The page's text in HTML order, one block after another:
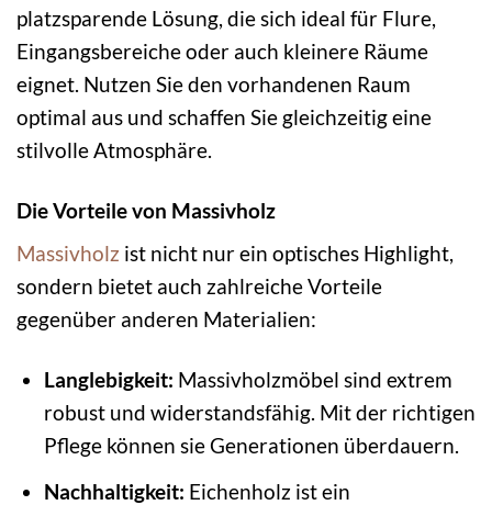
platzsparende Lösung, die sich ideal für Flure,
Eingangsbereiche oder auch kleinere Räume
eignet. Nutzen Sie den vorhandenen Raum
optimal aus und schaffen Sie gleichzeitig eine
stilvolle Atmosphäre.
Die Vorteile von Massivholz
Massivholz ist nicht nur ein optisches Highlight,
sondern bietet auch zahlreiche Vorteile
gegenüber anderen Materialien:
Langlebigkeit: Massivholzmöbel sind extrem
robust und widerstandsfähig. Mit der richtigen
Pflege können sie Generationen überdauern.
Nachhaltigkeit: Eichenholz ist ein